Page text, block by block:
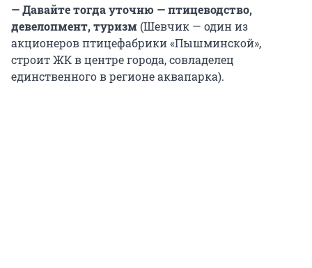
— Давайте тогда уточню — птицеводство,
девелопмент, туризм (Шевчик — один из
акционеров птицефабрики «Пышминской»,
строит ЖК в центре города, совладелец
единственного в регионе аквапарка).